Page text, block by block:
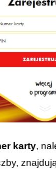
karty,